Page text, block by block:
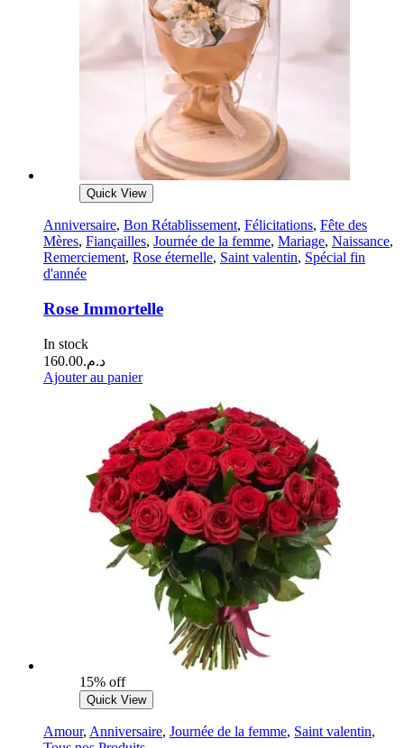
Quick View
Anniversaire, Bon Rétablissement, Félicitations, Fête des
Mères, Fiançailles, Journée de la femme, Mariage, Naissance,
Remerciement, Rose éternelle, Saint valentin, Spécial fin
d'année
Rose Immortelle
In stock
د.م.160.00
Ajouter au panier
15% off
Quick View
Amour, Anniversaire, Journée de la femme, Saint valentin,